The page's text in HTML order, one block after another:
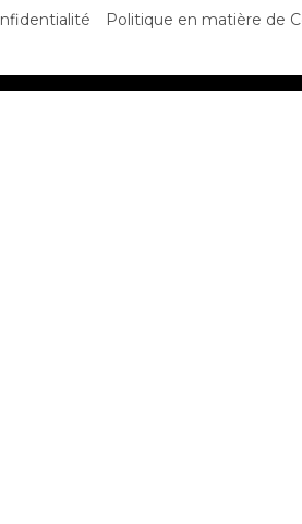
Politique en matière de